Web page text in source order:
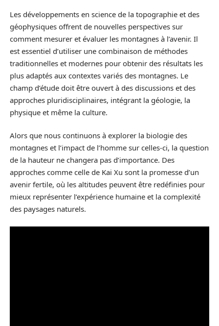
Les développements en science de la topographie et des
géophysiques offrent de nouvelles perspectives sur
comment mesurer et évaluer les montagnes à l’avenir. Il
est essentiel d’utiliser une combinaison de méthodes
traditionnelles et modernes pour obtenir des résultats les
plus adaptés aux contextes variés des montagnes. Le
champ d’étude doit être ouvert à des discussions et des
approches pluridisciplinaires, intégrant la géologie, la
physique et même la culture.
Alors que nous continuons à explorer la biologie des
montagnes et l’impact de l’homme sur celles-ci, la question
de la hauteur ne changera pas d’importance. Des
approches comme celle de Kai Xu sont la promesse d’un
avenir fertile, où les altitudes peuvent être redéfinies pour
mieux représenter l’expérience humaine et la complexité
des paysages naturels.